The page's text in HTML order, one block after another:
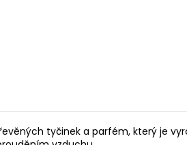
tyčinek a parfém, který je